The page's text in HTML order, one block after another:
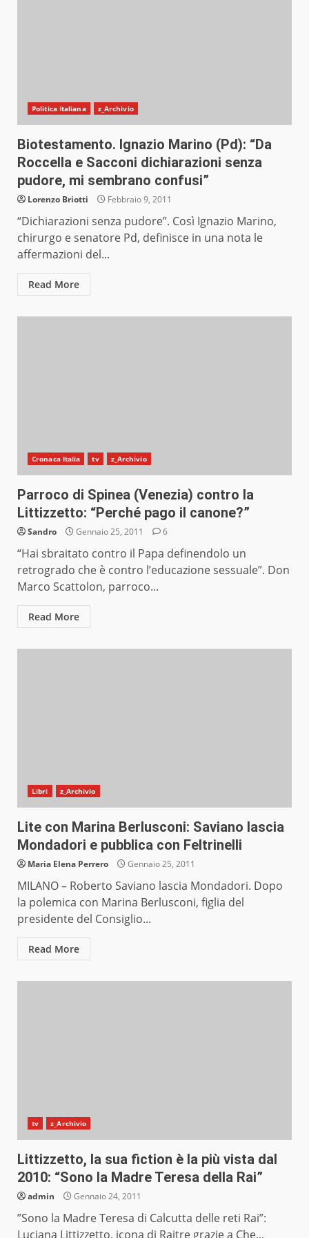
Politica Italiana z_Archivio
Biotestamento. Ignazio Marino (Pd): “Da
Roccella e Sacconi dichiarazioni senza
pudore, mi sembrano confusi”
Lorenzo Briotti Febbraio 9, 2011
“Dichiarazioni senza pudore”. Così Ignazio Marino,
chirurgo e senatore Pd, definisce in una nota le
affermazioni del...
Read More
Cronaca Italia tv z_Archivio
Parroco di Spinea (Venezia) contro la
Littizzetto: “Perché pago il canone?”
Sandro Gennaio 25, 2011 6
“Hai sbraitato contro il Papa definendolo un
retrogrado che è contro l’educazione sessuale”. Don
Marco Scattolon, parroco...
Read More
Libri z_Archivio
Lite con Marina Berlusconi: Saviano lascia
Mondadori e pubblica con Feltrinelli
Maria Elena Perrero Gennaio 25, 2011
MILANO – Roberto Saviano lascia Mondadori. Dopo
la polemica con Marina Berlusconi, figlia del
presidente del Consiglio...
Read More
tv z_Archivio
Littizzetto, la sua fiction è la più vista dal
2010: “Sono la Madre Teresa della Rai”
admin Gennaio 24, 2011
”Sono la Madre Teresa di Calcutta delle reti Rai”:
Luciana Littizzetto, icona di Raitre grazie a Che...